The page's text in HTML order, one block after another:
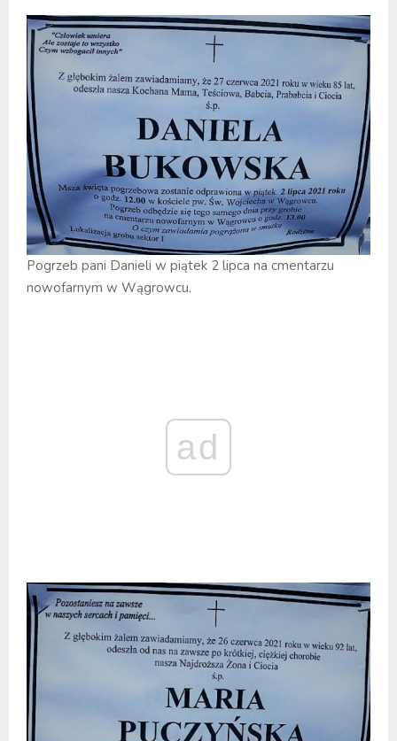
Pogrzeb pani Danieli w piątek 2 lipca na cmentarzu
nowofarnym w Wągrowcu.
ad